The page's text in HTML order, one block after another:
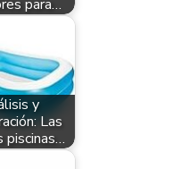
para…
y
Las
piscinas…